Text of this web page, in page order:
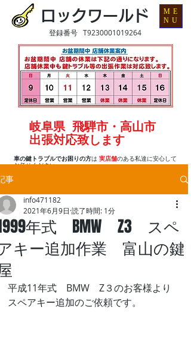
ロックワールド
車の鍵トラブルでお困りの方は 実店舗のある私達に安心して
お任せください
岐阜県 飛騨市・高山市
出張対応致します
登録番号 T9230001019264
ME
NU
事
年式 BMW Z3 スペ
キー追加作業 富山の鍵
info471182
2021年6月9日 読了時間: 1分
平成11年式　BMW　Z３のお客様より
スペアキー追加のご依頼です。